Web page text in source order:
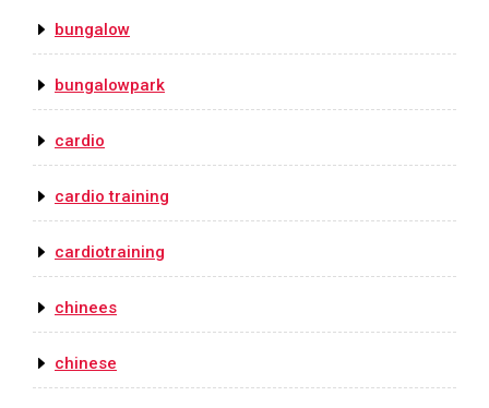
bungalow
bungalowpark
cardio
cardio training
cardiotraining
chinees
chinese